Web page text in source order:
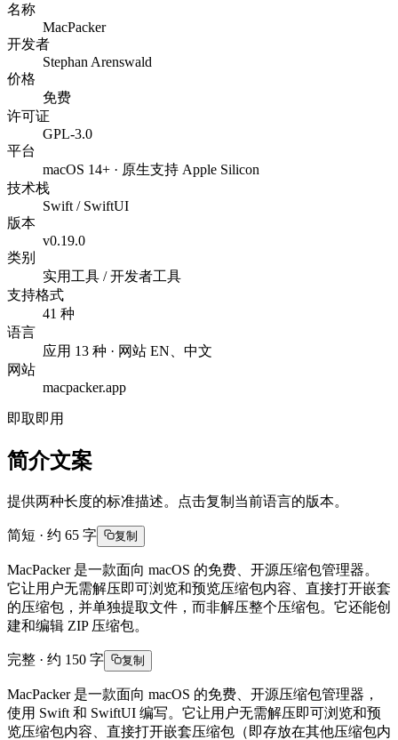
名称
MacPacker
开发者
Stephan Arenswald
价格
免费
许可证
GPL-3.0
平台
macOS 14+ · 原生支持 Apple Silicon
技术栈
Swift / SwiftUI
版本
v0.19.0
类别
实用工具 / 开发者工具
支持格式
41 种
语言
应用 13 种 · 网站 EN、中文
网站
macpacker.app
即取即用
简介文案
提供两种长度的标准描述。点击复制当前语言的版本。
简短 · 约 65 字 复制
MacPacker 是一款面向 macOS 的免费、开源压缩包管理器。
它让用户无需解压即可浏览和预览压缩包内容、直接打开嵌套
的压缩包，并单独提取文件，而非解压整个压缩包。它还能创
建和编辑 ZIP 压缩包。
完整 · 约 150 字 复制
MacPacker 是一款面向 macOS 的免费、开源压缩包管理器，
使用 Swift 和 SwiftUI 编写。它让用户无需解压即可浏览和预
览压缩包内容、直接打开嵌套压缩包（即存放在其他压缩包内